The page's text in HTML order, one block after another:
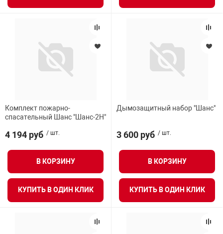
Комплект пожарно-
спасательный Шанс "Шанс-2Н"
4 194 руб / шт.
В КОРЗИНУ
КУПИТЬ В ОДИН КЛИК
Дымозащитный набор "Шанс"
3 600 руб / шт.
В КОРЗИНУ
КУПИТЬ В ОДИН КЛИК